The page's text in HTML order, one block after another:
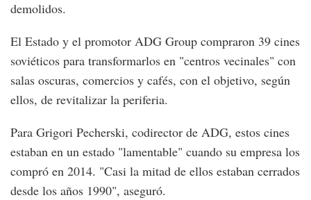
demolidos.
El Estado y el promotor ADG Group compraron 39 cines
soviéticos para transformarlos en "centros vecinales" con
salas oscuras, comercios y cafés, con el objetivo, según
ellos, de revitalizar la periferia.
Para Grigori Pecherski, codirector de ADG, estos cines
estaban en un estado "lamentable" cuando su empresa los
compró en 2014. "Casi la mitad de ellos estaban cerrados
desde los años 1990", aseguró.